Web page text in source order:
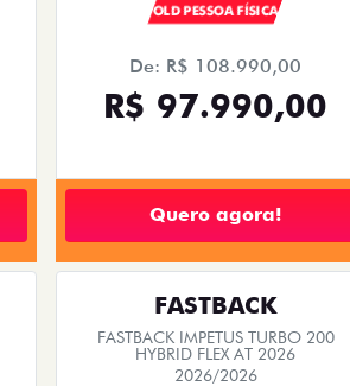
OLD PESSOA FÍSICA
De: R$ 108.990,00
R$ 97.990,00
Quero agora!
FASTBACK
FASTBACK IMPETUS TURBO 200
HYBRID FLEX AT 2026
2026/2026